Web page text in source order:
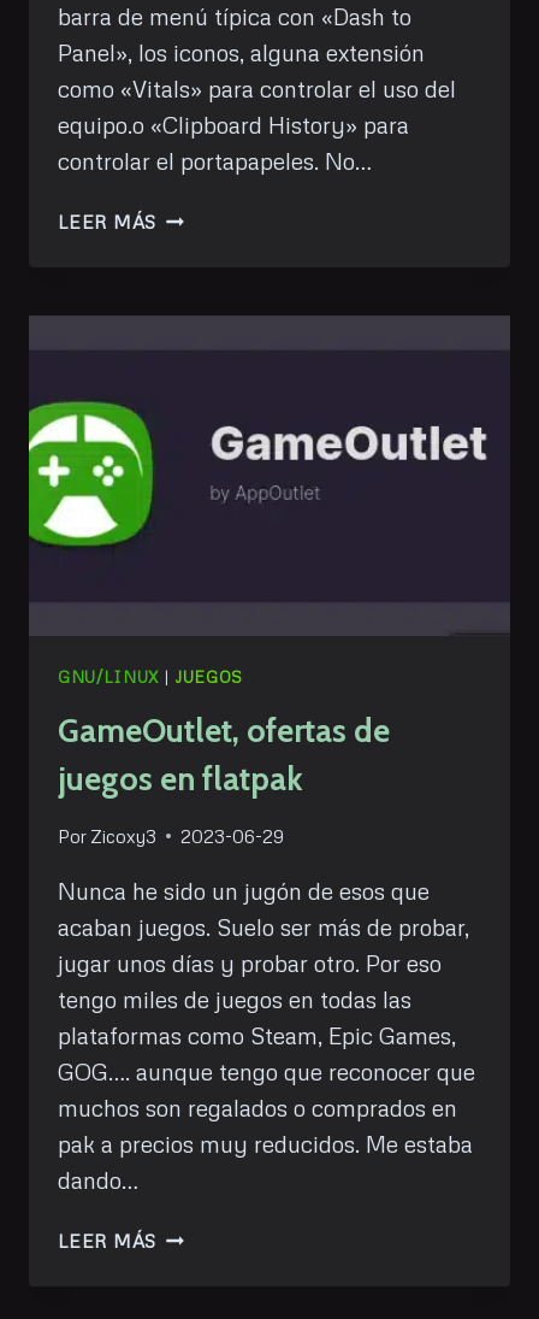
barra de menú típica con «Dash to
Panel», los iconos, alguna extensión
como «Vitals» para controlar el uso del
equipo.o «Clipboard History» para
controlar el portapapeles. No…
LEER MÁS GUARDA
GNU/LINUX | JUEGOS
GameOutlet, ofertas de
juegos en flatpak
Por Zicoxy3 2023-06-29
Nunca he sido un jugón de esos que
acaban juegos. Suelo ser más de probar,
jugar unos días y probar otro. Por eso
tengo miles de juegos en todas las
plataformas como Steam, Epic Games,
GOG…. aunque tengo que reconocer que
muchos son regalados o comprados en
pak a precios muy reducidos. Me estaba
dando…
LEER MÁS GAMEOUTLET,